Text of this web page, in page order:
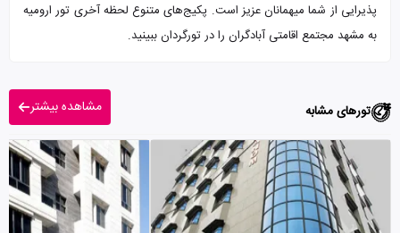
پذیرایی از شما میهمانان عزیز است. پکیج‌های متنوع لحظه آخری تور ارومیه
به مشهد مجتمع اقامتی آبادگران را در تورگردان ببینید.
تورهای مشابه مشاهده بیشتر